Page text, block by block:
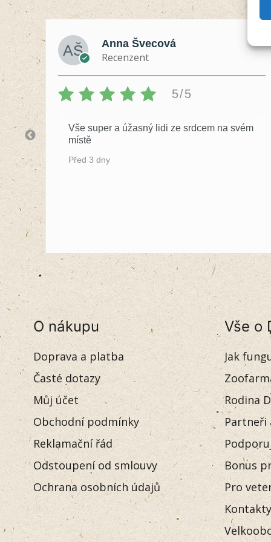
Anna Švecová
Recenzent
5/5
Vše super a úžasný lidi ze srdcem na svém
místě
Před 3 dny
O nákupu
Doprava a platba
Časté dotazy
Můj účet
Obchodní podmínky
Reklamační řád
Odstoupení od smlouvy
Ochrana osobních údajů
Vše o
Jak
Rodina
Partneři
Bonus
Pro
Kontakty